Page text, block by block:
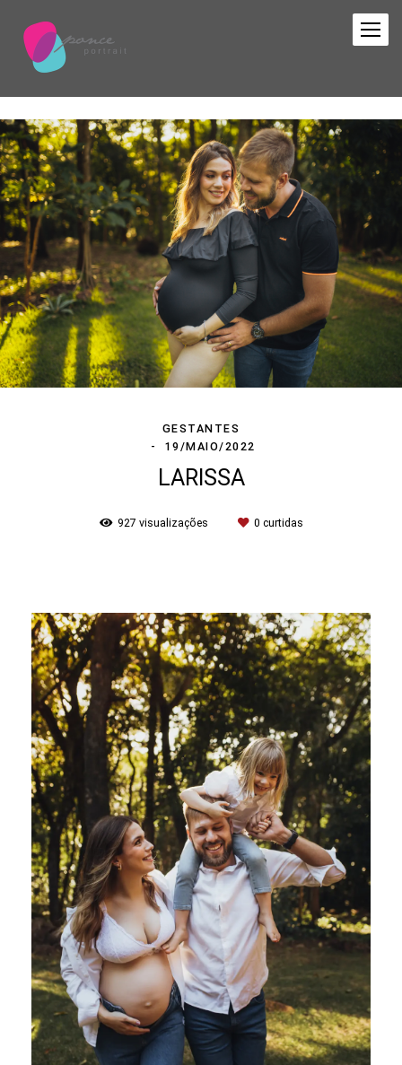
GESTANTES
19/MAIO/2022
LARISSA
927 visualizações 0 curtidas